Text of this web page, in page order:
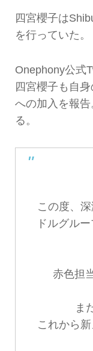
四宮櫻子は
を行っていた。
Onephony公式
四宮櫻子も自
への加入を報
る。
この度、
ドルグル
赤色担
ま
これから